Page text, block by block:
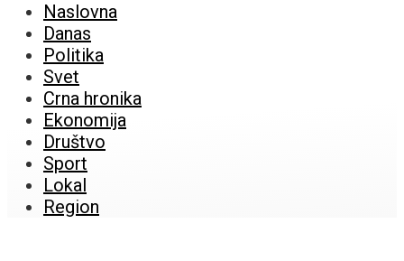
Naslovna
Danas
Politika
Svet
Crna hronika
Ekonomija
Društvo
Sport
Lokal
Region